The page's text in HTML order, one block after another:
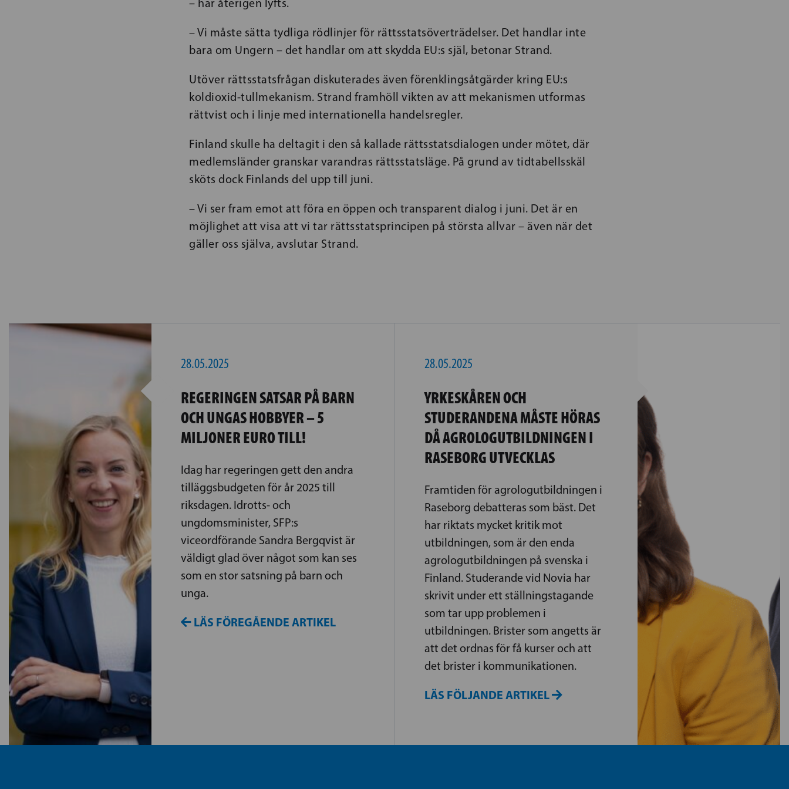
– har återigen lyfts.
– Vi måste sätta tydliga rödlinjer för rättsstatsöverträdelser. Det handlar inte
bara om Ungern – det handlar om att skydda EU:s själ, betonar Strand.
Utöver rättsstatsfrågan diskuterades även förenklingsåtgärder kring EU:s
koldioxid-tullmekanism. Strand framhöll vikten av att mekanismen utformas
rättvist och i linje med internationella handelsregler.
Finland skulle ha deltagit i den så kallade rättsstatsdialogen under mötet, där
medlemsländer granskar varandras rättsstatsläge. På grund av tidtabellsskäl
sköts dock Finlands del upp till juni.
– Vi ser fram emot att föra en öppen och transparent dialog i juni. Det är en
möjlighet att visa att vi tar rättsstatsprincipen på största allvar – även när det
gäller oss själva, avslutar Strand.
28.05.2025
REGERINGEN SATSAR PÅ BARN
OCH UNGAS HOBBYER – 5
MILJONER EURO TILL!
Idag har regeringen gett den andra
tilläggsbudgeten för år 2025 till
riksdagen. Idrotts- och
ungdomsminister, SFP:s
viceordförande Sandra Bergqvist är
väldigt glad över något som kan ses
som en stor satsning på barn och
unga.
LÄS FÖREGÅENDE ARTIKEL
28.05.2025
YRKESKÅREN OCH
STUDERANDENA MÅSTE HÖRAS
DÅ AGROLOGUTBILDNINGEN I
RASEBORG UTVECKLAS
Framtiden för agrologutbildningen i
Raseborg debatteras som bäst. Det
har riktats mycket kritik mot
utbildningen, som är den enda
agrologutbildningen på svenska i
Finland. Studerande vid Novia har
skrivit under ett ställningstagande
som tar upp problemen i
utbildningen. Brister som angetts är
att det ordnas för få kurser och att
det brister i kommunikationen.
LÄS FÖLJANDE ARTIKEL